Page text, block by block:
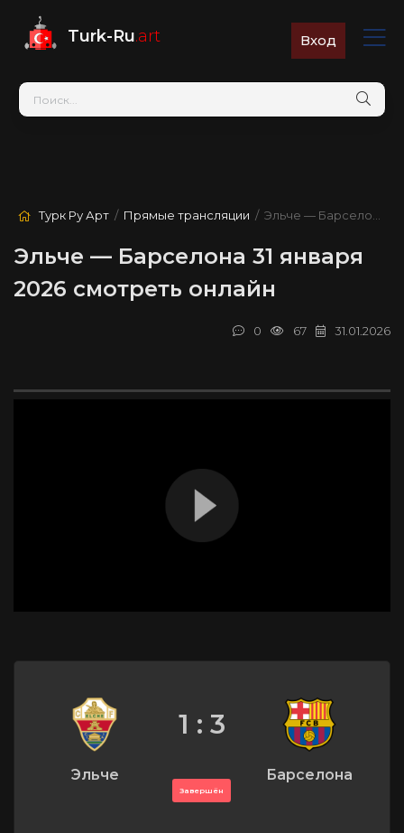
Turk-Ru.art Вход
Турк Ру Арт / Прямые трансляции / Эльче — Барселона
Эльче — Барселона 31 января
2026 смотреть онлайн
31.01.2026
67
0
Эльче
1 : 3
Завершён
Барселона